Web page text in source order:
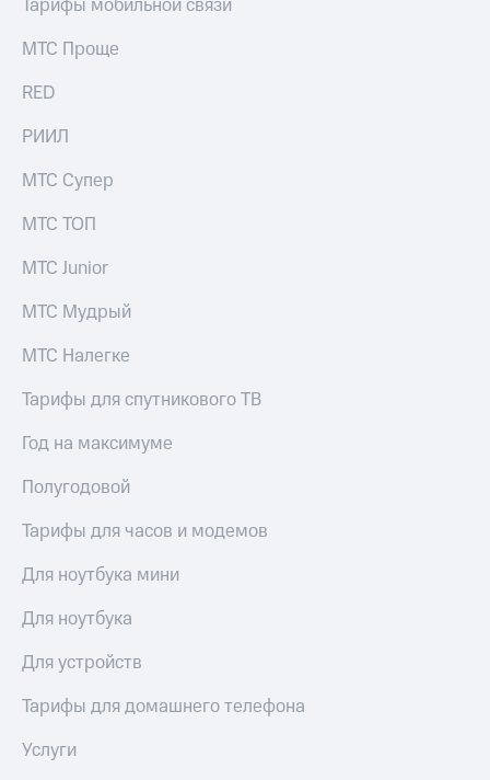
Тарифы мобильной связи
МТС Проще
RED
РИИЛ
МТС Супер
МТС ТОП
МТС Junior
МТС Мудрый
МТС Налегке
Тарифы для спутникового ТВ
Год на максимуме
Полугодовой
Тарифы для часов и модемов
Для ноутбука мини
Для ноутбука
Для устройств
Тарифы для домашнего телефона
Услуги